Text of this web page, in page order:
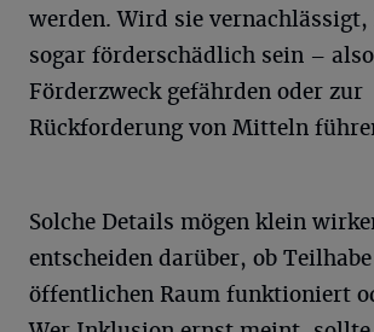
werden. Wird sie vernachlässigt,
sogar förderschädlich sein –
Förderzweck gefährden oder zur
Rückforderung von Mitteln
Solche Details mögen klein
entscheiden darüber, ob
öffentlichen Raum funktioniert